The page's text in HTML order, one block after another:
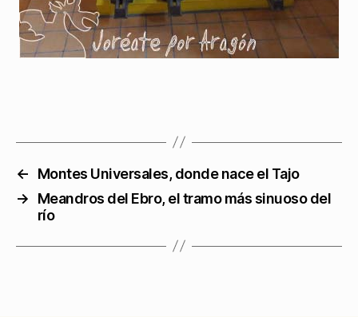
←
Montes Universales, donde nace el Tajo
→
Meandros del Ebro, el tramo más sinuoso del
río